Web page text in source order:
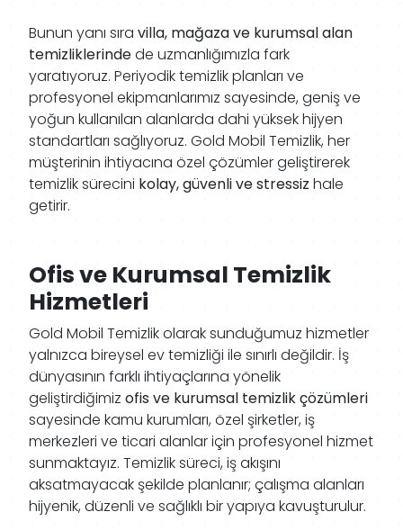
Bunun yanı sıra villa, mağaza ve kurumsal alan
temizliklerindede uzmanlığımızla fark
yaratıyoruz. Periyodik temizlik planları ve
profesyonel ekipmanlarımız sayesinde, geniş ve
yoğun kullanılan alanlarda dahi yüksek hijyen
standartları sağlıyoruz. Gold Mobil Temizlik, her
müşterinin ihtiyacına özel çözümler geliştirerek
temizlik sürecini kolay, güvenli ve stressiz hale
getirir.
Ofis ve Kurumsal Temizlik
Hizmetleri
Gold Mobil Temizlik olarak sunduğumuz hizmetler
yalnızca bireysel ev temizliği ile sınırlı değildir. İş
dünyasının farklı ihtiyaçlarına yönelik
geliştirdiğimiz ofis ve kurumsal temizlik çözümleri
sayesinde kamu kurumları, özel şirketler, iş
merkezleri ve ticari alanlar için profesyonel hizmet
sunmaktayız. Temizlik süreci, iş akışını
aksatmayacak şekilde planlanır; çalışma alanları
hijyenik, düzenli ve sağlıklı bir yapıya kavuşturulur.